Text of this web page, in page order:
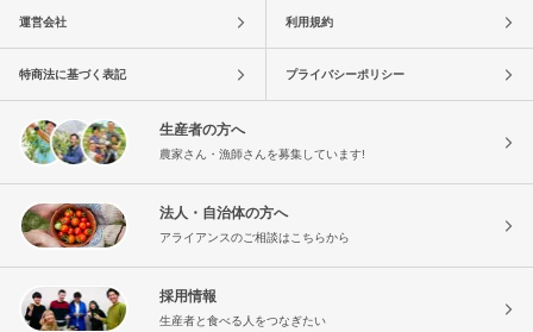
運営会社 利用規約
特商法に基づく表記 プライバシーポリシー
生産者の方へ
農家さん・漁師さんを募集しています!
法人・自治体の方へ
アライアンスのご相談はこちらから
採用情報
生産者と食べる人をつなぎたい